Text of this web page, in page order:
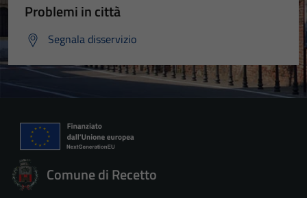
Problemi in città
Segnala disservizio
Comune di Recetto